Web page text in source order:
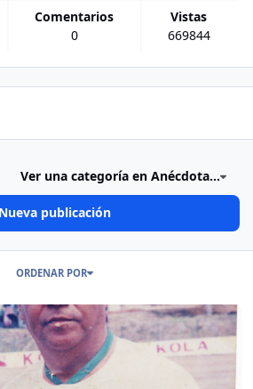
comentarios
0
vistas
669844
Ver una categoría en Anécdota...
Nueva publicación
ORDENAR POR
(16 de Febrero de 2022)…